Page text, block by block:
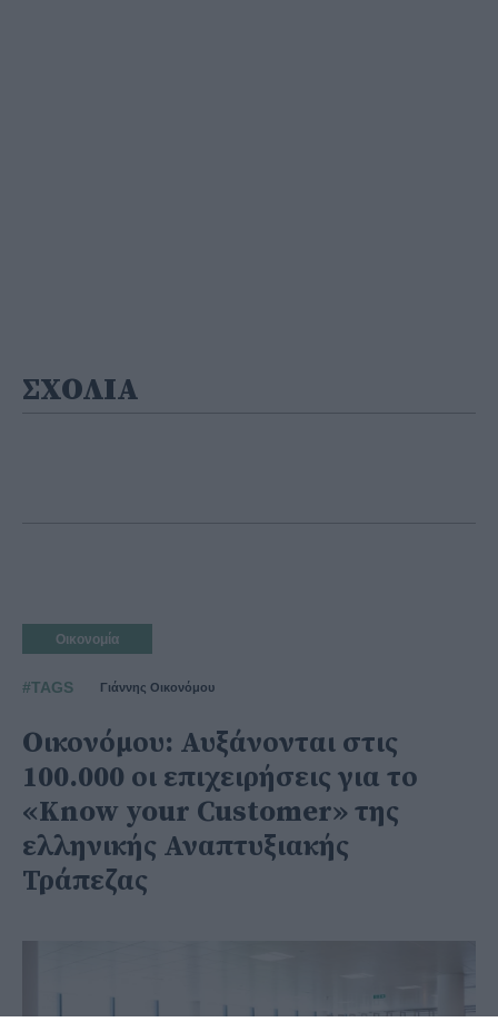
ΣΧΟΛΙΑ
Οικονομία
#TAGS Γιάννης Οικονόμου
Οικονόμου: Αυξάνονται στις
100.000 οι επιχειρήσεις για το
«Know your Customer» της
ελληνικής Αναπτυξιακής
Τράπεζας